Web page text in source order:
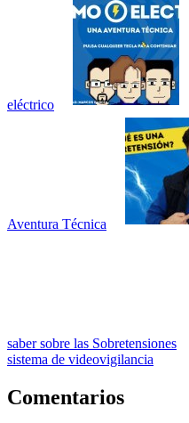
eléctrico
Aventura Técnica
saber sobre las Sobretensiones
sistema de videovigilancia
Comentarios